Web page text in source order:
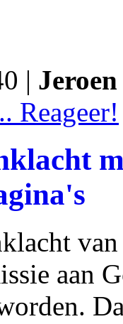
|
Reageer!
aan